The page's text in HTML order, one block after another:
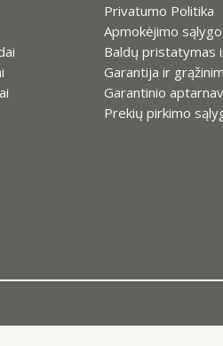
Privatumo Politika
Apmokėjimo
Baldų pristatymas
Garantija ir
Garantinio
Prekių pirkimo